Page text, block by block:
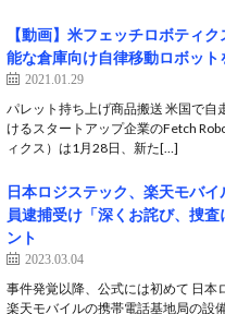
【動画】米フェッチロボティ
能な倉庫向け自律移動ロボット
2021.01.29
パレット持ち上げ商品搬送 米国で自
けるスタートアップ企業のFetch
ィクス）は1月28日、新た[…]
日本ロジステック、楽天モバ
員逮捕受け「深くお詫び、捜
ント
2023.03.04
事件発覚以降、公式には初めて 日本
楽天モバイルの携帯電話基地局の設